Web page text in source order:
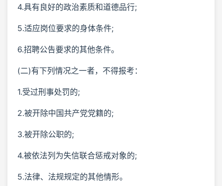
4.具有良好的政治素质和道德品行;
5.适应岗位要求的身体条件;
6.招聘公告要求的其他条件。
(二)有下列情况之一者，不得报考：
1.受过刑事处罚的;
2.被开除中国共产党党籍的;
3.被开除公职的;
4.被依法列为失信联合惩戒对象的;
5.法律、法规规定的其他情形。